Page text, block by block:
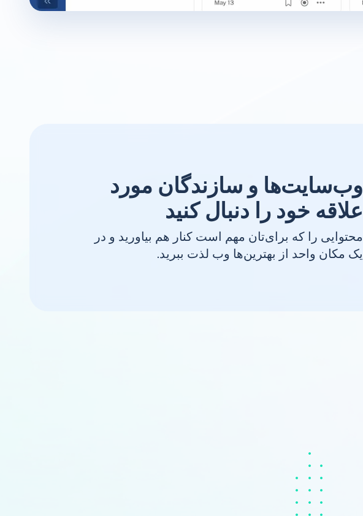
وب‌سایت‌ها و سازندگان مورد
علاقه خود را دنبال کنید
محتوایی را که برای‌تان مهم است کنار هم بیاورید و در
یک مکان واحد از بهترین‌ها وب لذت ببرید.